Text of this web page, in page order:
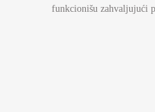
funkcionišu zahvaljujući